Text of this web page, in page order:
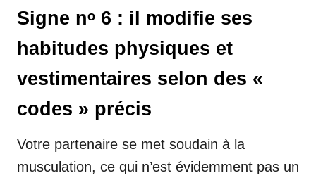
Signe nᵒ 6 : il modifie ses
habitudes physiques et
vestimentaires selon des «
codes » précis
Votre partenaire se met soudain à la
musculation, ce qui n’est évidemment pas un